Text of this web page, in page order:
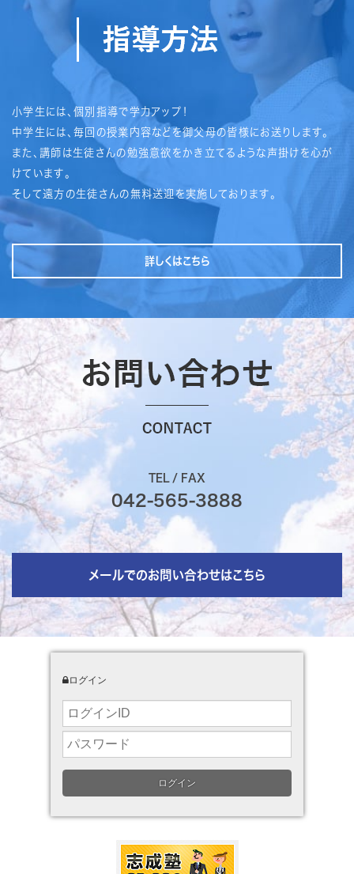
小学生には、個別指導で学力アップ！
中学生には、毎回の授業内容などを御父母の皆様にお送りします。
また、講師は生徒さんの勉強意欲をかき立てるような声掛けを心が
けています。
そして遠方の生徒さんの無料送迎を実施しております。
詳しくはこちら
TEL / FAX
042-565-3888
メールでのお問い合わせはこちら
ログイン
ログイン